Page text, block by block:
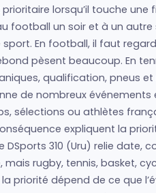
lorsqu’il touche
football un soir et à un
sport. En football, il faut
pèsent beaucoup. En
qualification, pneus
de nombreux
sélections ou athlètes
expliquent la
DSports 310 (Uru) relie
mais rugby, tennis, basket,
la priorité dépend de ce que